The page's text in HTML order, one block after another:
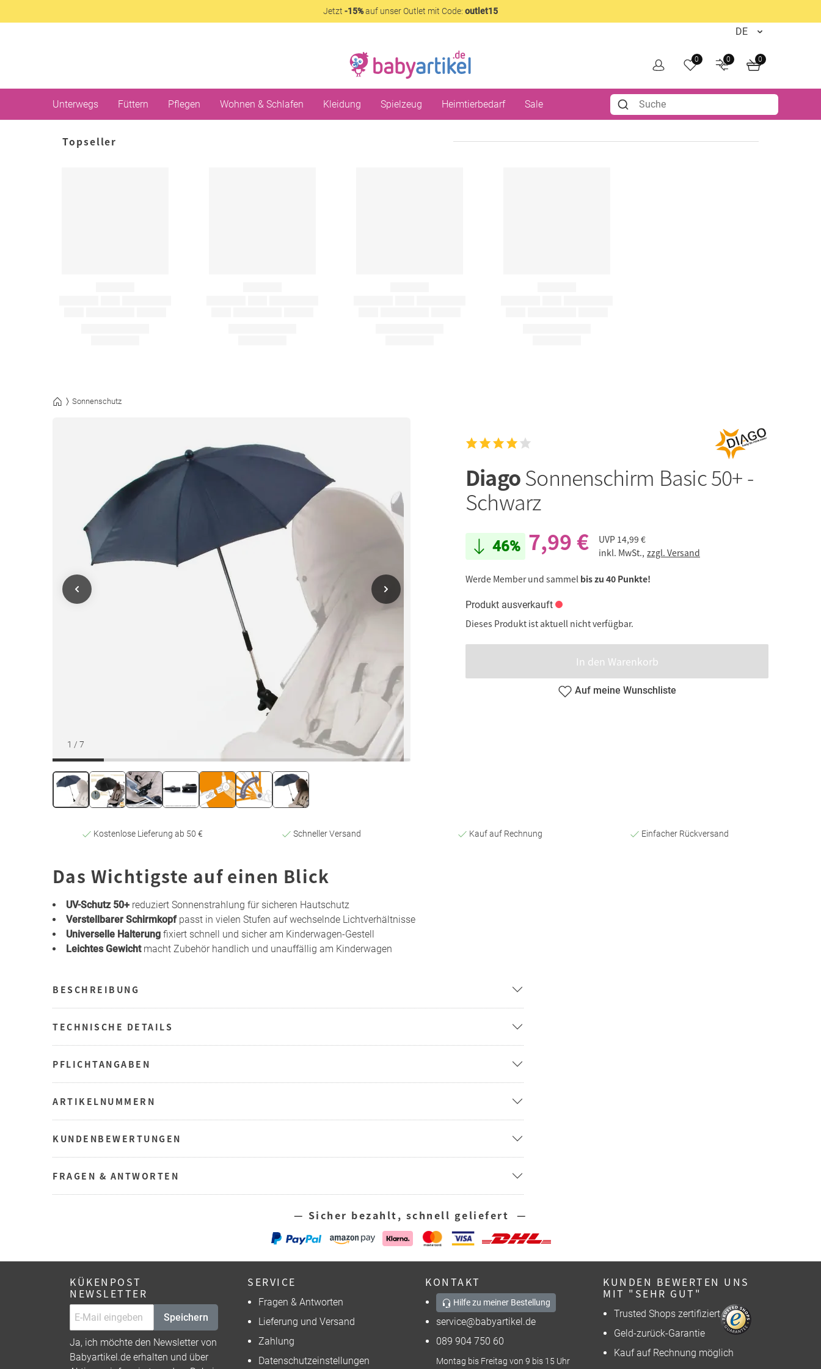
Jetzt -15%auf unser Outlet mit Code: outlet15
0 0 0
Unterwegs Füttern Pflegen Wohnen & Schlafen Kleidung Spielzeug Heimtierbedarf Sale
Topseller
Sonnenschutz
1 / 7
DiagoSonnenschirm Basic 50+ -
Schwarz
46% 7,99 € UVP 14,99 €
inkl. MwSt., zzgl. Versand
Werde Member und sammel bis zu 40 Punkte!
Produkt ausverkauft
Dieses Produkt ist aktuell nicht verfügbar.
In den Warenkorb
Auf meine Wunschliste
Kostenlose Lieferung ab 50 € Schneller Versand Kauf auf Rechnung Einfacher Rückversand
Das Wichtigste auf einen Blick
UV-Schutz 50+ reduziert Sonnenstrahlung für sicheren Hautschutz
Verstellbarer Schirmkopfpasst in vielen Stufen auf wechselnde Lichtverhältnisse
Universelle Halterung fixiert schnell und sicher am Kinderwagen-Gestell
Leichtes Gewichtmacht Zubehör handlich und unauffällig am Kinderwagen
BESCHREIBUNG
TECHNISCHE DETAILS
PFLICHTANGABEN
ARTIKELNUMMERN
KUNDENBEWERTUNGEN
FRAGEN & ANTWORTEN
— Sicher bezahlt, schnell geliefert —
KÜKENPOST
NEWSLETTER
Speichern
Ja, ich möchte den Newsletter von
Babyartikel.de erhalten und über
SERVICE
Fragen & Antworten
Lieferung und Versand
Zahlung
Datenschutzeinstellungen
KONTAKT
Hilfe zu meiner Bestellung
service@babyartikel.de
089 904 750 60
Montag bis Freitag von 9 bis 15 Uhr
KUNDEN BEWERTEN UNS
MIT "SEHR GUT"
Trusted Shops zertifiziert
Geld-zurück-Garantie
Kauf auf Rechnung möglich